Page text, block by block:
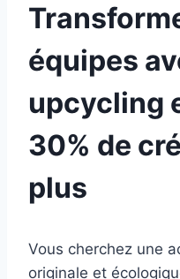
équipes
upcycling
30% de
plus
Vous cherchez une
originale et